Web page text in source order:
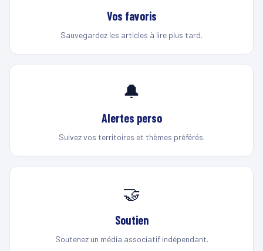
Vos favoris
Sauvegardez les articles à lire plus tard.
🔔
Alertes perso
Suivez vos territoires et thèmes préférés.
🤝
Soutien
Soutenez un média associatif indépendant.